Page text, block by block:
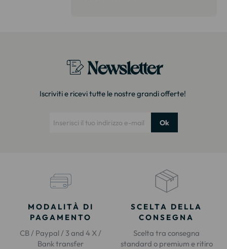
Newsletter
Iscriviti e ricevi tutte le nostre grandi offerte!
Ok
MODALITÀ DI
PAGAMENTO
CB / Paypal / 3 and 4 X /
Bank transfer
SCELTA DELLA
CONSEGNA
Scelta tra consegna
standard o premium e ritiro